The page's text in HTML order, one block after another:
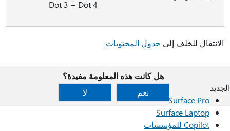
Dot 3 + Dot 4
الانتقال للخلف إلى جدول المحتويات
هل كانت هذه المعلومة مفيدة؟
نعم
لا
الجديد
Surface Pro
Surface Laptop
Copilot للمؤسسات